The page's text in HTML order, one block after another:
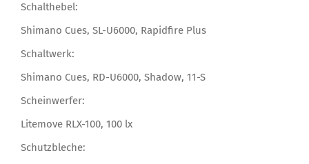
Schalthebel:
Shimano Cues, SL-U6000, Rapidfire Plus
Schaltwerk:
Shimano Cues, RD-U6000, Shadow, 11-S
Scheinwerfer:
Litemove RLX-100, 100 lx
Schutzbleche: